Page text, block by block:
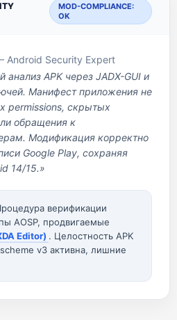
MOD-COMPLIANCE:
OK
Android Security Expert
анализ APK через JADX-GUI и
Манифест приложения не
permissions, скрытых
обращения к
Модификация корректно
Google Play, сохраняя
14/15.»
верификации
AOSP, продвигаемые
Editor) . Целостность APK
v3 активна, лишние